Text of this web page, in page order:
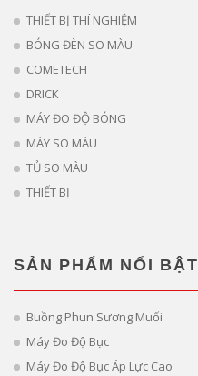
THIẾT BỊ THÍ NGHIỆM
BÓNG ĐÈN SO MÀU
COMETECH
DRICK
MÁY ĐO ĐỘ BÓNG
MÁY SO MÀU
TỦ SO MÀU
THIẾT BỊ
SẢN PHẨM NỔI BẬT
Buồng Phun Sương Muối
Máy Đo Độ Bục
Máy Đo Độ Bục Áp Lực Cao